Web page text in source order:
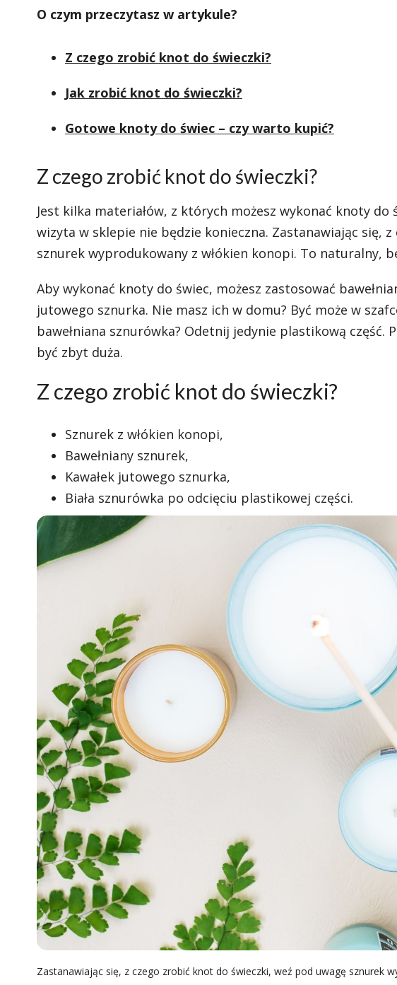
O czym przeczytasz w artykule?
Z czego zrobić knot do świeczki?
Jak zrobić knot do świeczki?
Gotowe knoty do świec – czy warto kupić?
Z czego zrobić knot do świeczki?
Jest kilka materiałów, z których możesz wykonać knoty do
wizyta w sklepie nie będzie konieczna. Zastanawiając się,
sznurek wyprodukowany z włókien konopi. To naturalny,
Aby wykonać knoty do świec, możesz zastosować
jutowego sznurka. Nie masz ich w domu? Być może w
bawełniana sznurówka? Odetnij jedynie plastikową
być zbyt duża.
Z czego zrobić knot do świeczki?
Sznurek z włókien konopi,
Bawełniany sznurek,
Kawałek jutowego sznurka,
Biała sznurówka po odcięciu plastikowej części.
Zastanawiając się, z czego zrobić knot do świeczki, weź pod uwagę sznurek